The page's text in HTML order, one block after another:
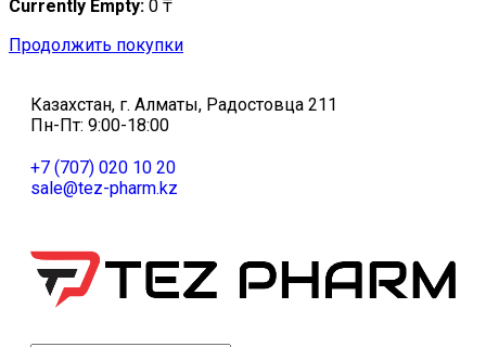
Currently Empty: 0 ₸
Продолжить покупки
Казахстан, г. Алматы, Радостовца 211
Пн-Пт: 9:00-18:00
+7 (707) 020 10 20
sale@tez-pharm.kz